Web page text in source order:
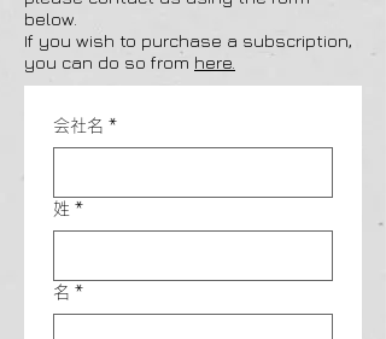
below.
If you wish to purchase a subscription,
you can do so from here.
会社名 *
姓 *
名 *